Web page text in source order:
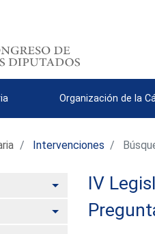
Organización de la
Intervenciones
Alternar
Alternar
IV